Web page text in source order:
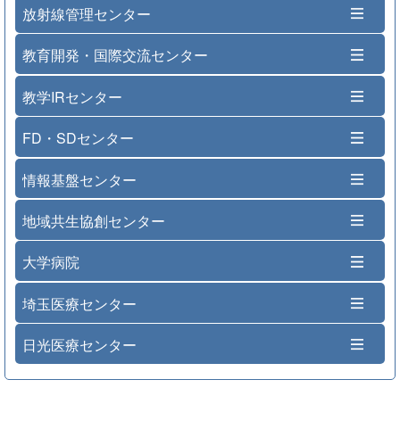
放射線管理センター
教育開発・国際交流センター
教学IRセンター
FD・SDセンター
情報基盤センター
地域共生協創センター
大学病院
埼玉医療センター
日光医療センター